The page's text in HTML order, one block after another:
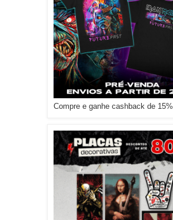
Compre e ganhe cashback de 15%